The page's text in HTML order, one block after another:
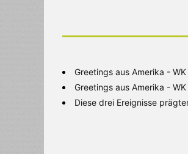
Greetings aus Amerika -
Greetings aus Amerika -
Diese drei Ereignisse